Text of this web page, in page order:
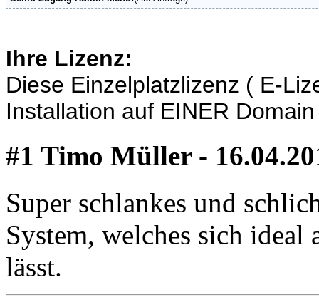
Ihre Lizenz:
Diese Einzelplatzlizenz ( E-
Installation auf EINER
#1 Timo Müller -
Super schlankes und
System, welches sich ideal
lässt.